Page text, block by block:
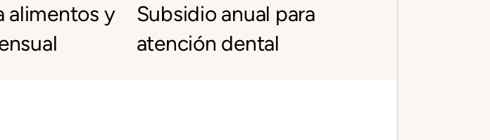
alimentos y
Subsidio anual para
atención dental